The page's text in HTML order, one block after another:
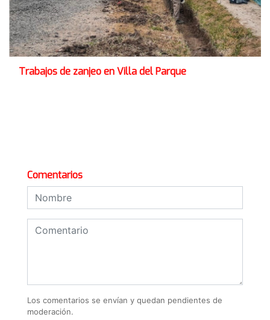
Trabajos de zanjeo en Villa del Parque
Comentarios
Los comentarios se envían y quedan pendientes de
moderación.